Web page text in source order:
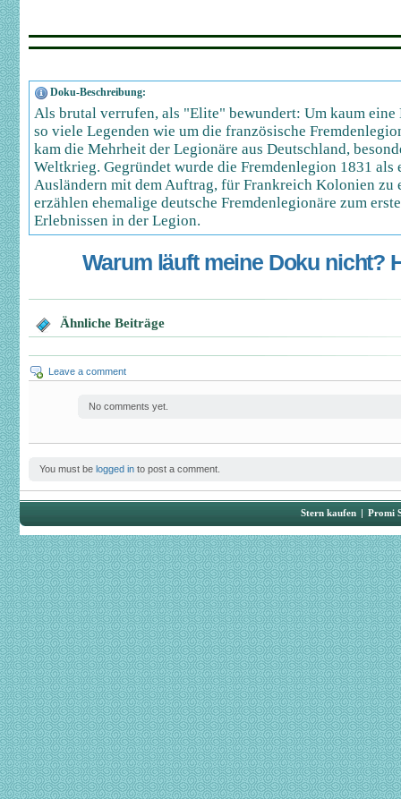
Doku-Beschreibung:
Als brutal verrufen, als "Elite" bewundert: Um kaum
so viele Legenden wie um die französische
kam die Mehrheit der Legionäre aus Deutschland,
Weltkrieg. Gegründet wurde die Fremdenlegion 1831 als
Ausländern mit dem Auftrag, für Frankreich Kolonien zu
erzählen ehemalige deutsche Fremdenlegionäre zum
Erlebnissen in der Legion.
Warum läuft meine Doku nicht?
Ähnliche Beiträge
Leave a comment
No comments yet.
You must be logged in to post a comment.
Stern kaufen | Promi